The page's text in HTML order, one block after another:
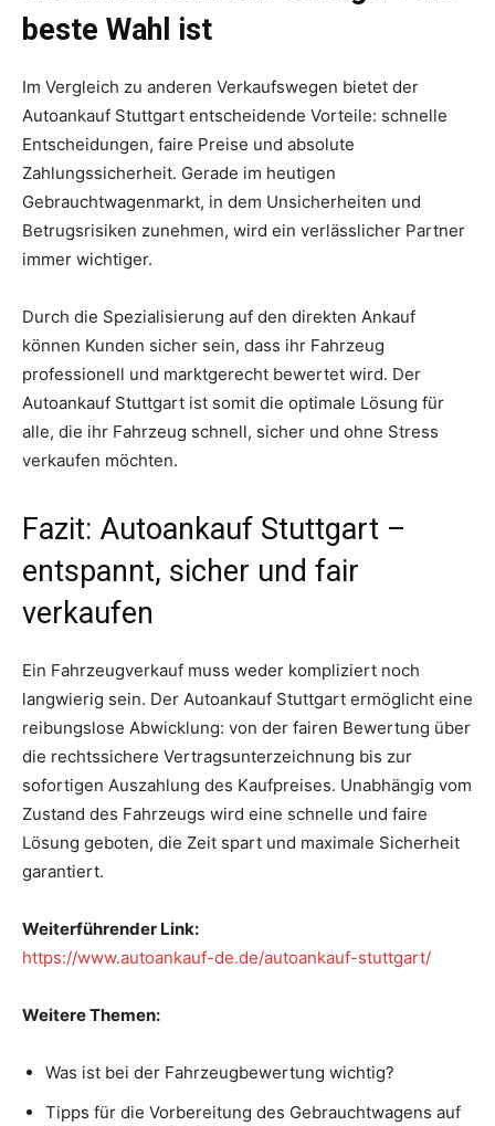
beste Wahl ist
Im Vergleich zu anderen Verkaufswegen bietet der
Autoankauf Stuttgart entscheidende Vorteile: schnelle
Entscheidungen, faire Preise und absolute
Zahlungssicherheit. Gerade im heutigen
Gebrauchtwagenmarkt, in dem Unsicherheiten und
Betrugsrisiken zunehmen, wird ein verlässlicher Partner
immer wichtiger.
Durch die Spezialisierung auf den direkten Ankauf
können Kunden sicher sein, dass ihr Fahrzeug
professionell und marktgerecht bewertet wird. Der
Autoankauf Stuttgart ist somit die optimale Lösung für
alle, die ihr Fahrzeug schnell, sicher und ohne Stress
verkaufen möchten.
Fazit: Autoankauf Stuttgart –
entspannt, sicher und fair
verkaufen
Ein Fahrzeugverkauf muss weder kompliziert noch
langwierig sein. Der Autoankauf Stuttgart ermöglicht eine
reibungslose Abwicklung: von der fairen Bewertung über
die rechtssichere Vertragsunterzeichnung bis zur
sofortigen Auszahlung des Kaufpreises. Unabhängig vom
Zustand des Fahrzeugs wird eine schnelle und faire
Lösung geboten, die Zeit spart und maximale Sicherheit
garantiert.
Weiterführender Link:
https://www.autoankauf-de.de/autoankauf-stuttgart/
Weitere Themen:
Was ist bei der Fahrzeugbewertung wichtig?
Tipps für die Vorbereitung des Gebrauchtwagens auf